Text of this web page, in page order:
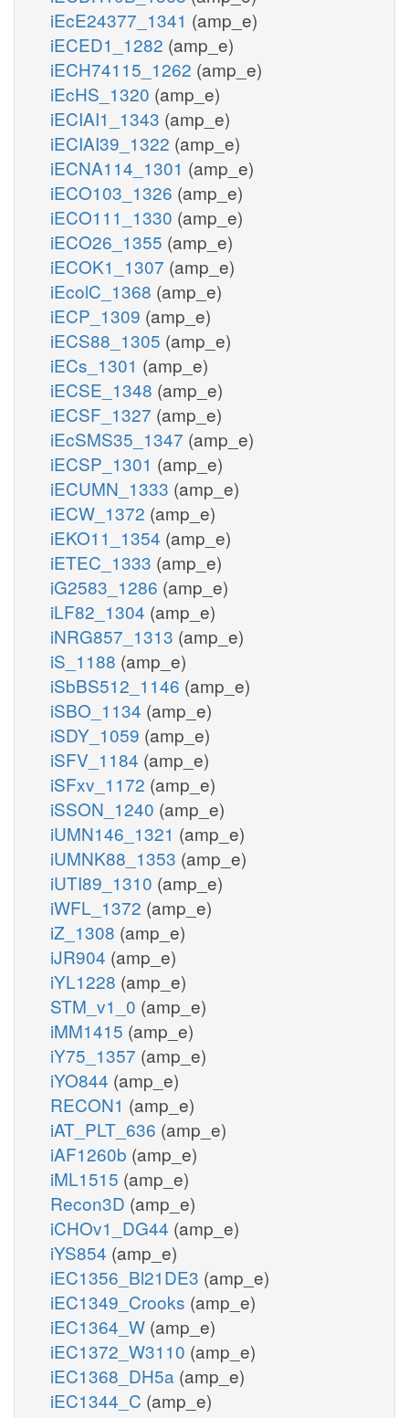
iEcE24377_1341 (amp_e)
iECED1_1282 (amp_e)
iECH74115_1262 (amp_e)
iEcHS_1320 (amp_e)
iECIAI1_1343 (amp_e)
iECIAI39_1322 (amp_e)
iECNA114_1301 (amp_e)
iECO103_1326 (amp_e)
iECO111_1330 (amp_e)
iECO26_1355 (amp_e)
iECOK1_1307 (amp_e)
iEcolC_1368 (amp_e)
iECP_1309 (amp_e)
iECS88_1305 (amp_e)
iECs_1301 (amp_e)
iECSE_1348 (amp_e)
iECSF_1327 (amp_e)
iEcSMS35_1347 (amp_e)
iECSP_1301 (amp_e)
iECUMN_1333 (amp_e)
iECW_1372 (amp_e)
iEKO11_1354 (amp_e)
iETEC_1333 (amp_e)
iG2583_1286 (amp_e)
iLF82_1304 (amp_e)
iNRG857_1313 (amp_e)
iS_1188 (amp_e)
iSbBS512_1146 (amp_e)
iSBO_1134 (amp_e)
iSDY_1059 (amp_e)
iSFV_1184 (amp_e)
iSFxv_1172 (amp_e)
iSSON_1240 (amp_e)
iUMN146_1321 (amp_e)
iUMNK88_1353 (amp_e)
iUTI89_1310 (amp_e)
iWFL_1372 (amp_e)
iZ_1308 (amp_e)
iJR904 (amp_e)
iYL1228 (amp_e)
STM_v1_0 (amp_e)
iMM1415 (amp_e)
iY75_1357 (amp_e)
iYO844 (amp_e)
RECON1 (amp_e)
iAT_PLT_636 (amp_e)
iAF1260b (amp_e)
iML1515 (amp_e)
Recon3D (amp_e)
iCHOv1_DG44 (amp_e)
iYS854 (amp_e)
iEC1356_Bl21DE3 (amp_e)
iEC1349_Crooks (amp_e)
iEC1364_W (amp_e)
iEC1372_W3110 (amp_e)
iEC1368_DH5a (amp_e)
iEC1344_C (amp_e)